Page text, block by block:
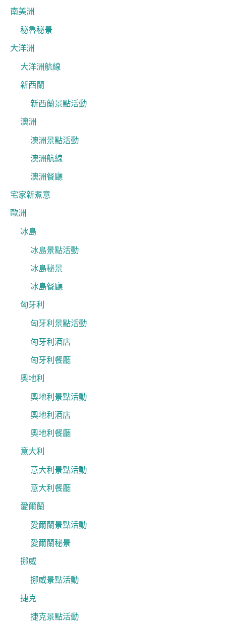
南美洲
秘魯秘景
大洋洲
大洋洲航線
新西蘭
新西蘭景點活動
澳洲
澳洲景點活動
澳洲航線
澳洲餐廳
宅家新煮意
歐洲
冰島
冰島景點活動
冰島秘景
冰島餐廳
匈牙利
匈牙利景點活動
匈牙利酒店
匈牙利餐廳
奧地利
奧地利景點活動
奧地利酒店
奧地利餐廳
意大利
意大利景點活動
意大利餐廳
愛爾蘭
愛爾蘭景點活動
愛爾蘭秘景
挪威
挪威景點活動
捷克
捷克景點活動